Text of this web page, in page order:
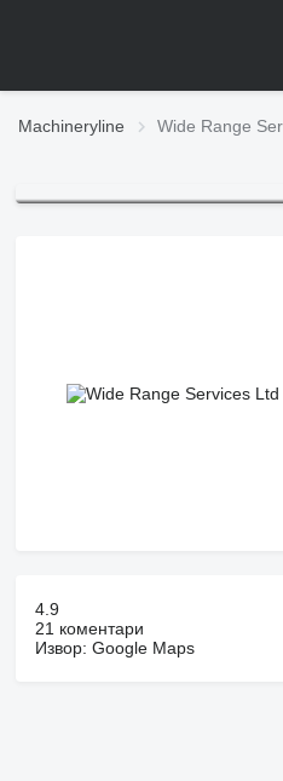
Machineryline Wide Range
4.9
21 коментари
Извор: Google Maps